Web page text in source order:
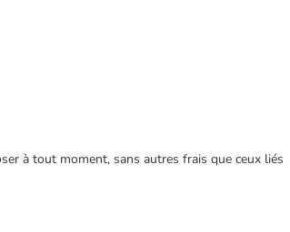
à tout moment, sans autres frais que ceux liés